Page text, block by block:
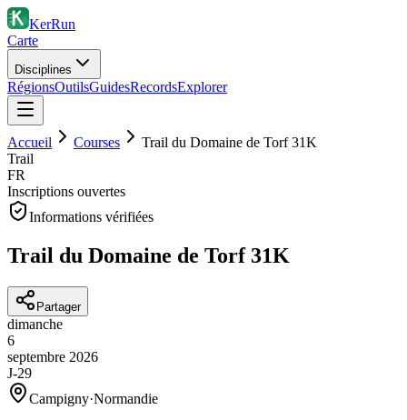
KerRun
Carte
Disciplines
RégionsOutilsGuidesRecordsExplorer
Accueil Courses
Trail du Domaine de Torf 31K
Trail
FR
Inscriptions ouvertes
Informations vérifiées
Trail du Domaine de Torf 31K
Partager
dimanche
6
septembre 2026
J-29
Campigny·Normandie